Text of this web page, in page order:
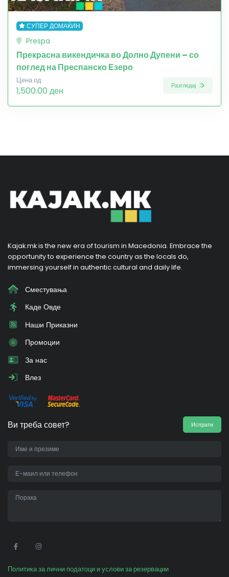
СУПЕР ДОМАЌИН
Prespa
Прекрасна викендичка во Долно Дупени – со
поглед на Преспанско Езеро
Цена од
1,500.00 ден Разгледај
Kajak.mk is the new era of tourism in Macedonia. Embrace the
opportunity to experience the country as the locals do,
immersing yourself in authentic cultural and daily life.
Сместувања
Каде Овде
Наши Приказни
Промоции
За нас
Влез
Ви треба совет? Испрати
Политика за лични податоци и услови за резервации